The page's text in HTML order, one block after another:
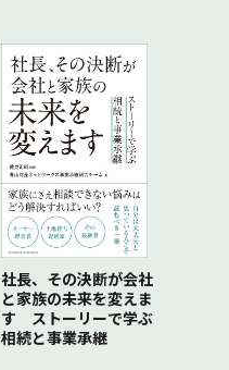
社長、その決断が会社
と家族の未来を変えま
す ストーリーで学ぶ
相続と事業承継